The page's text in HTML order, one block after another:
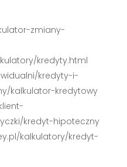
zmiany-
kredyty.html
kredyty-i-
kalkulator-kredytowy
kredyt-hipoteczny
kalkulatory/kredyt-